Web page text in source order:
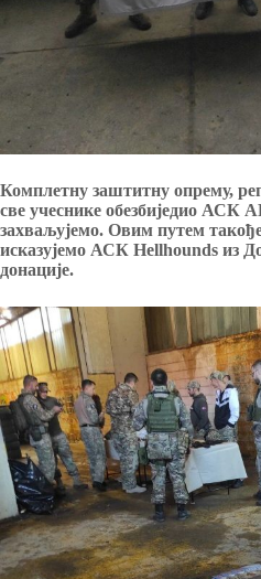
Комплетну заштитну опрему,
све учеснике обезбиједио АСК
захваљујемо. Овим путем
исказујемо АСК Hellhounds из
донације.